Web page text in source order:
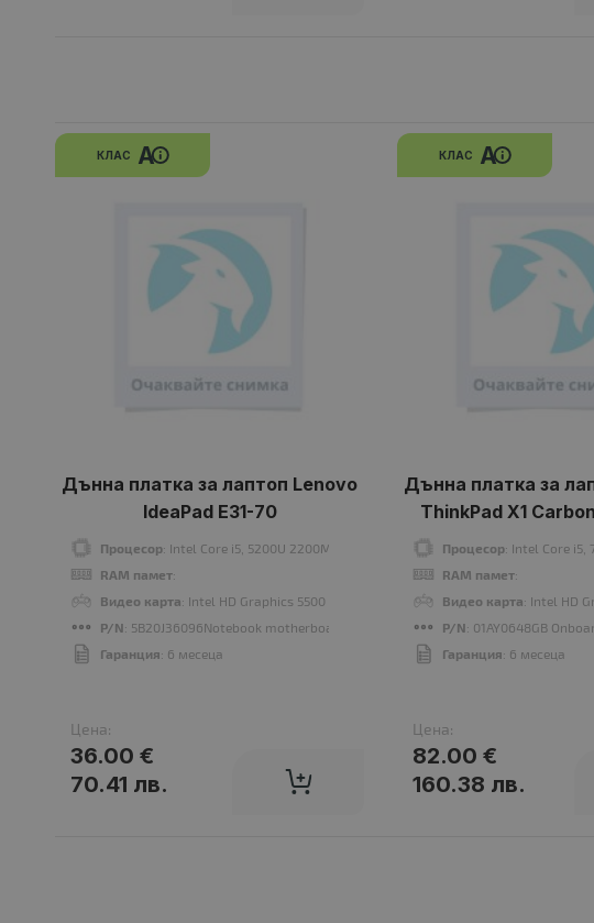
КЛАС A
Дънна платка за лаптоп Lenovo
IdeaPad E31-70
Процесор: Intel Core i5, 5200U 2200Mhz 3MB 2 cores, 4 threads
RAM памет:
Видео карта: Intel HD Graphics 5500 Intel® HD Graphics 5500
P/N: 5B20J36096Notebook motherboard
Гаранция: 6 месеца
Цена:
36.00 €
70.41 лв.
КЛАС A
Дънна платка за
ThinkPad X1
Процесор: Intel Core i5,
RAM памет:
Видео карта: Intel HD
P/N: 01AY0648GB
Гаранция: 6 месеца
Цена:
82.00 €
160.38 лв.